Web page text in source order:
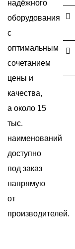
надёжного
оборудования
с
оптимальным
сочетанием
цены и
качества,
а около 15
тыс.
наименований
доступно
под заказ
напрямую
от
производителей.